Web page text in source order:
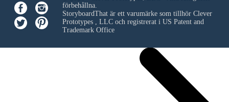
förbehållna.
StoryboardThat är ett varumärke som tillhör Clever
Prototypes , LLCoch registrerat i US Patent and
Trademark Office